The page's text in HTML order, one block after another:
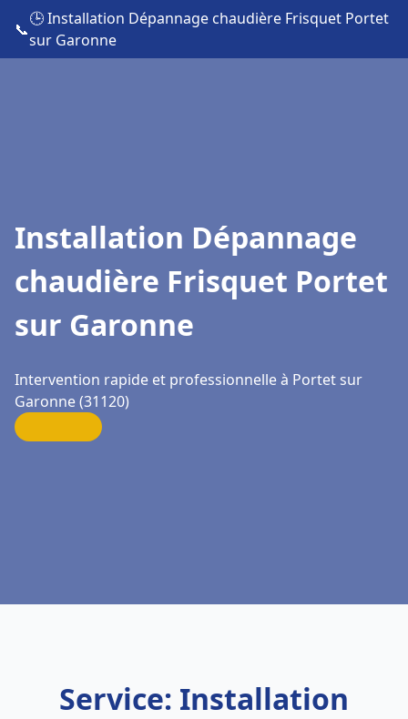
📞
🕒 Installation Dépannage chaudière Frisquet Portet
sur Garonne
Installation Dépannage
chaudière Frisquet Portet
sur Garonne
Intervention rapide et professionnelle à Portet sur
Garonne (31120)
Service: Installation